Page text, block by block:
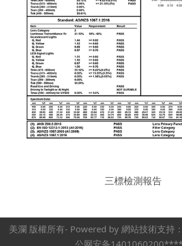
三標檢測報告
美瀾 版權所有- Powered by 網站技術支持